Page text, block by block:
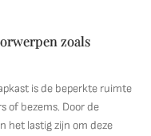
zoals
is de beperkte ruimte
of bezems. Door de
het lastig zijn om deze